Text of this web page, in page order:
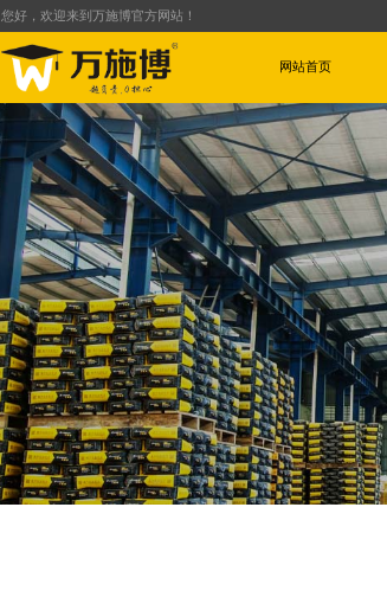
您好，欢迎来到万施博官方网站！
网站首页